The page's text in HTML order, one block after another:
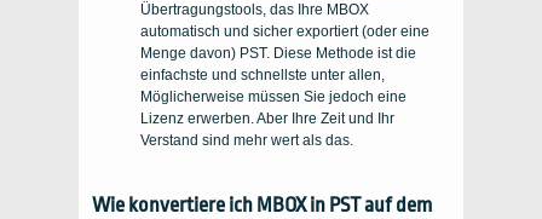
Übertragungstools, das Ihre MBOX
automatisch und sicher exportiert (oder eine
Menge davon) PST. Diese Methode ist die
einfachste und schnellste unter allen,
Möglicherweise müssen Sie jedoch eine
Lizenz erwerben. Aber Ihre Zeit und Ihr
Verstand sind mehr wert als das.
Wie konvertiere ich MBOX in PST auf dem